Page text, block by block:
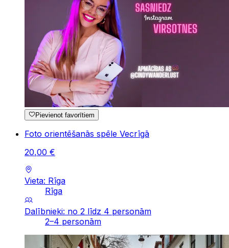
Pievienot favorītiem
Foto orientēšanās spēle Vecrīgā
20,00 €
Vieta: Rīga
Rīga
Dalībnieki: no 2 līdz 4 personām
2–4 personām